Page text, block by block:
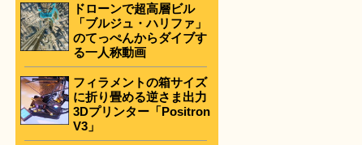
ドローンで超高層ビル
「ブルジュ・ハリファ」
のてっぺんからダイブす
る一人称動画
フィラメントの箱サイズ
に折り畳める逆さま出力
3Dプリンター「Positron
V3」